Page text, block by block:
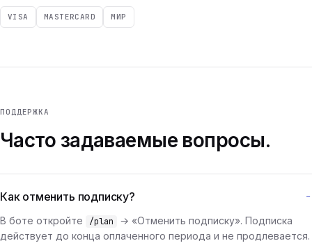
VISA MASTERCARD МИР
ПОДДЕРЖКА
Часто задаваемые вопросы.
Как отменить подписку?
В боте откройте /plan
→ «Отменить подписку». Подписка
действует до конца оплаченного периода и не продлевается.